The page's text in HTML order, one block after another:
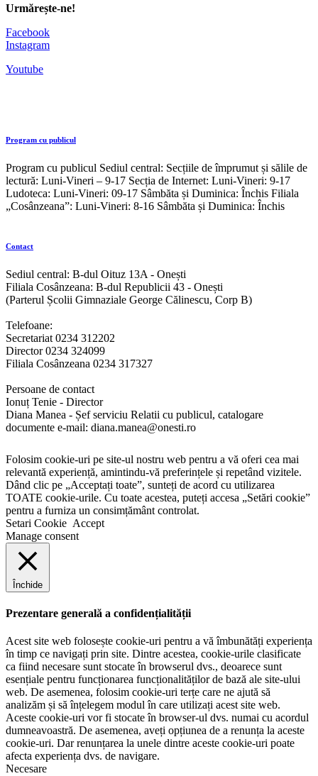
Urmărește-ne!
Facebook
Instagram
Youtube
Program cu publicul
Program cu publicul Sediul central: Secțiile de împrumut și sălile de
lectură: Luni-Vineri – 9-17 Secția de Internet: Luni-Vineri: 9-17
Ludoteca: Luni-Vineri: 09-17 Sâmbăta și Duminica: Închis Filiala
„Cosânzeana”: Luni-Vineri: 8-16 Sâmbăta și Duminica: Închis
Contact
Sediul central: B-dul Oituz 13A - Onești
Filiala Cosânzeana: B-dul Republicii 43 - Onești
(Parterul Școlii Gimnaziale George Călinescu, Corp B)
Telefoane:
Secretariat 0234 312202
Director 0234 324099
Filiala Cosânzeana 0234 317327
Persoane de contact
Ionuț Tenie - Director
Diana Manea - Șef serviciu Relatii cu publicul, catalogare
documente e-mail: diana.manea@onesti.ro
Folosim cookie-uri pe site-ul nostru web pentru a vă oferi cea mai
relevantă experiență, amintindu-vă preferințele și repetând vizitele.
Dând clic pe „Acceptați toate”, sunteți de acord cu utilizarea
TOATE cookie-urile. Cu toate acestea, puteți accesa „Setări cookie”
pentru a furniza un consimțământ controlat.
Setari Cookie Accept
Manage consent
Închide
Prezentare generală a confidențialității
Acest site web folosește cookie-uri pentru a vă îmbunătăți experiența
în timp ce navigați prin site. Dintre acestea, cookie-urile clasificate
ca fiind necesare sunt stocate în browserul dvs., deoarece sunt
esențiale pentru funcționarea funcționalităților de bază ale site-ului
web. De asemenea, folosim cookie-uri terțe care ne ajută să
analizăm și să înțelegem modul în care utilizați acest site web.
Aceste cookie-uri vor fi stocate în browser-ul dvs. numai cu acordul
dumneavoastră. De asemenea, aveți opțiunea de a renunța la aceste
cookie-uri. Dar renunțarea la unele dintre aceste cookie-uri poate
afecta experiența dvs. de navigare.
Necesare